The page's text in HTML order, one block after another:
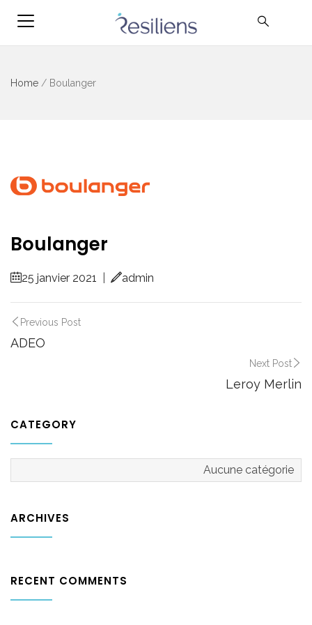
Home / Boulanger
Boulanger
25 janvier 2021 admin
Previous Post
ADEO
Next Post
Leroy Merlin
CATEGORY
Aucune catégorie
ARCHIVES
RECENT COMMENTS